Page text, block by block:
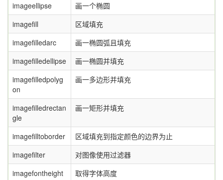
imageellipse
画一个椭圆
imagefill
区域填充
imagefilledarc
画一椭圆弧且填充
imagefilledellipse
画一椭圆并填充
imagefilledpolyg
on
画一多边形并填充
imagefilledrectan
gle
画一矩形并填充
imagefilltoborder
区域填充到指定颜色的边界为止
imagefilter
对图像使用过滤器
imagefontheight
取得字体高度